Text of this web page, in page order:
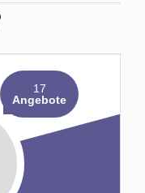
17
Angebote